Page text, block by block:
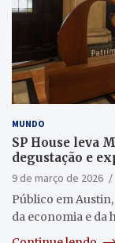
MUNDO
SP House leva
degustação e
9 de março de 2026
Público em
da economia e da